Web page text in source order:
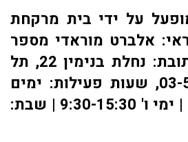
על ידי בית מרקחת
אלברט מוראדי מספר
רישיון: 3394, כתובת: ​נחלת בנימין 22, תל
אביב. 03-5609088, שעות פעילות: ימים
א-ה: 9:30-18:30 | ימי ו' 9:30-15:30 | שבת: